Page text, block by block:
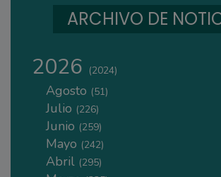
ARCHIVO DE
2026 (2024)
Agosto (51)
Julio (226)
Junio (259)
Mayo (242)
Abril (295)